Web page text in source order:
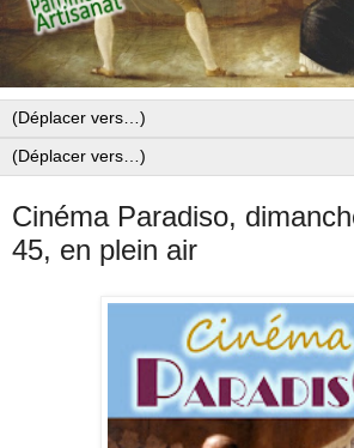
Cinéma Paradiso,
45, en plein air